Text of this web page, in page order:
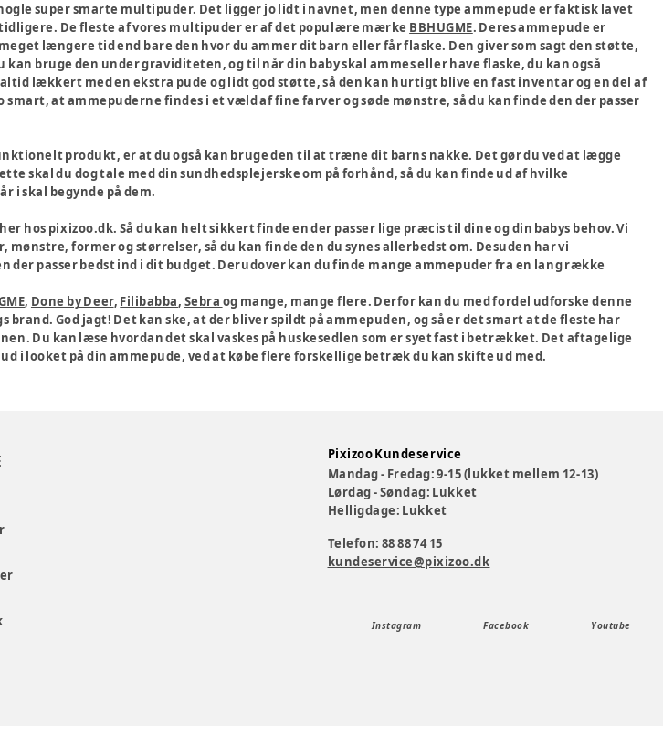
super smarte multipuder. Det ligger jo lidt i navnet, men denne type ammepude er faktisk lavet
De fleste af vores multipuder er af det populære mærke BBHUGME. Deres ammepude er
længere tid end bare den hvor du ammer dit barn eller får flaske. Den giver som sagt den støtte,
kan bruge den under graviditeten, og til når din baby skal ammes eller have flaske, du kan også
lækkert med en ekstra pude og lidt god støtte, så den kan hurtigt blive en fast inventar og en del af
at ammepuderne findes i et væld af fine farver og søde mønstre, så du kan finde den der passer
produkt, er at du også kan bruge den til at træne dit barns nakke. Det gør du ved at lægge
skal du dog tale med din sundhedsplejerske om på forhånd, så du kan finde ud af hvilke
i skal begynde på dem.
hos pixizoo.dk. Så du kan helt sikkert finde en der passer lige præcis til dine og din babys behov. Vi
former og størrelser, så du kan finde den du synes allerbedst om. Desuden har vi
der passer bedst ind i dit budget. Derudover kan du finde mange ammepuder fra en lang række
, Done by Deer, Filibabba, Sebra og mange, mange flere. Derfor kan du med fordel udforske denne
brand. God jagt! Det kan ske, at der bliver spildt på ammepuden, og så er det smart at de fleste har
Du kan læse hvordan det skal vaskes på huskesedlen som er syet fast i betrækket. Det aftagelige
i looket på din ammepude, ved at købe flere forskellige betræk du kan skifte ud med.
Pixizoo Kundeservice
Mandag - Fredag: 9-15 (lukket mellem 12-13)
Lørdag - Søndag: Lukket
Helligdage: Lukket
Telefon: 88 88 74 15
kundeservice@pixizoo.dk
Instagram Facebook Youtube